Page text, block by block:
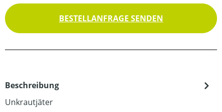
BESTELLANFRAGE SENDEN
Beschreibung
Unkrautjäter